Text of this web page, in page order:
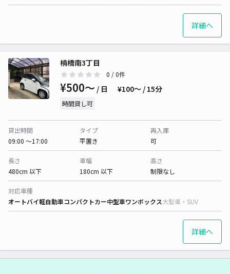
詳細へ
楠橋南3丁目
0 / 0件
¥500〜 / 日 ¥100〜 / 15分
時間貸し可
貸出時間
09:00 〜17:00
タイプ
平置き
再入庫
可
長さ
480cm 以下
車幅
180cm 以下
高さ
制限なし
対応車種
オートバイ軽自動車コンパクトカー中型車ワンボックス大型車・SUV
詳細へ